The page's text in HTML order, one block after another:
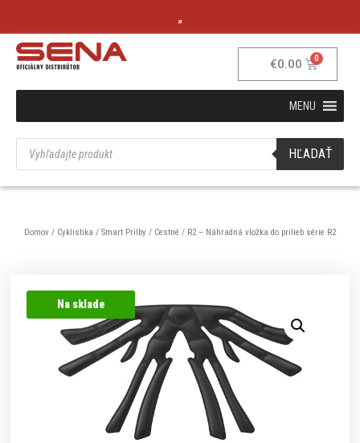
„
€0.00
MENU
HĽADAŤ
Domov / Cyklistika / Smart Prilby / Cestné / R2 – Náhradná vložka do prilieb série R2
Na sklade